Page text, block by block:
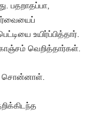
பதறாதப்பா
உயிர்ப்பித்தார்
வெறித்தார்கள்
சொன்னாள்